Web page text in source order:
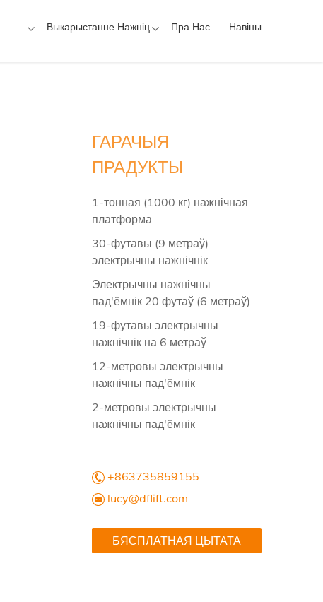
Выкарыстанне Нажніц Пра Нас Навіны
ГАРАЧЫЯ
ПРАДУКТЫ
1-тонная (1000 кг) нажнічная
платформа
30-футавы (9 метраў)
электрычны нажнічнік
Электрычны нажнічны
пад'ёмнік 20 футаў (6 метраў)
19-футавы электрычны
нажнічнік на 6 метраў
12-метровы электрычны
нажнічны пад'ёмнік
2-метровы электрычны
нажнічны пад'ёмнік
+863735859155
lucy@dflift.com
БЯСПЛАТНАЯ ЦЫТАТА